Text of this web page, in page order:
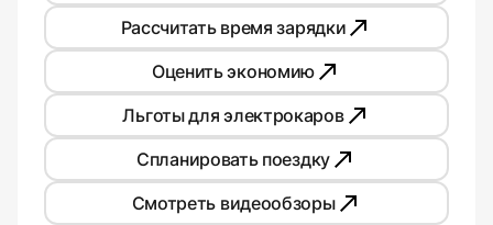
Рассчитать время зарядки
Оценить экономию
Льготы для электрокаров
Спланировать поездку
Смотреть видеообзоры